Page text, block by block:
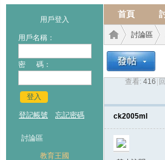
用戶登入
用戶名稱：
密 碼：
登入
登記帳號 忘記密碼
討論區
教育王國
首頁
討論區
›
查看: 416
ck2005ml